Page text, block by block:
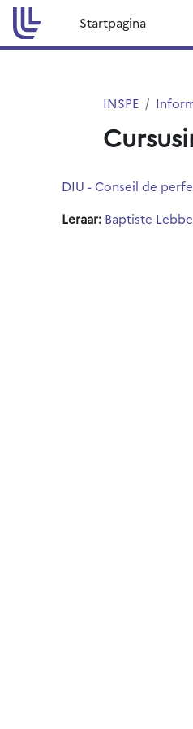
Ga naar hoofdinhoud
Startpagina
INSPE
DIU - Conseil de
Leraar: Baptiste Lebbe